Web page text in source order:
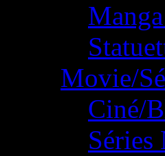
Movie/
Ciné/
Séries